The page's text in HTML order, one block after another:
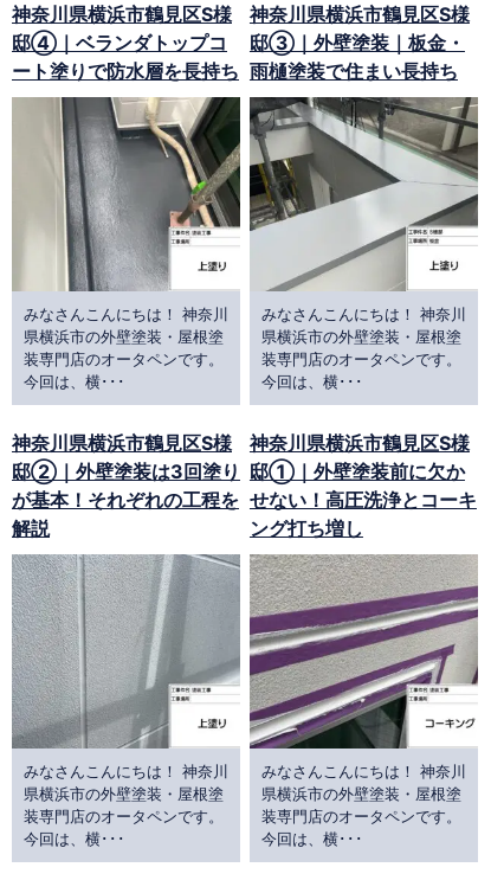
神奈川県横浜市鶴見区S様
邸④｜ベランダトップコ
ート塗りで防水層を長持ち
みなさんこんにちは！ 神奈川
県横浜市の外壁塗装・屋根塗
装専門店のオータペンです。
今回は、横･･･
神奈川県横浜市鶴見区S様
邸③｜外壁塗装｜板金・
雨樋塗装で住まい長持ち
みなさんこんにちは！ 神奈川
県横浜市の外壁塗装・屋根塗
装専門店のオータペンです。
今回は、横･･･
神奈川県横浜市鶴見区S様
邸②｜外壁塗装は3回塗り
が基本！それぞれの工程を
解説
みなさんこんにちは！ 神奈川
県横浜市の外壁塗装・屋根塗
装専門店のオータペンです。
今回は、横･･･
神奈川県横浜市鶴見区S様
邸①｜外壁塗装前に欠か
せない！高圧洗浄とコーキ
ング打ち増し
みなさんこんにちは！ 神奈川
県横浜市の外壁塗装・屋根塗
装専門店のオータペンです。
今回は、横･･･